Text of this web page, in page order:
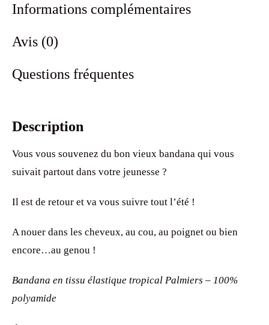
Informations complémentaires
Avis (0)
Questions fréquentes
Description
Vous vous souvenez du bon vieux bandana qui vous
suivait partout dans votre jeunesse ?
Il est de retour et va vous suivre tout l’été !
A nouer dans les cheveux, au cou, au poignet ou bien
encore…au genou !
Bandana en tissu élastique tropical Palmiers – 100%
polyamide